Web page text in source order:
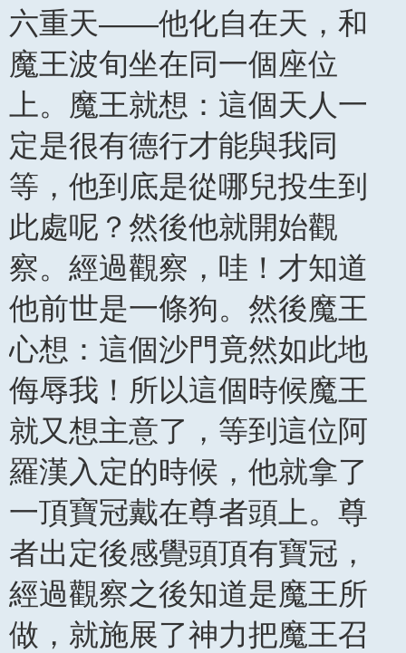
六重天——他化自在天，和
魔王波旬坐在同一個座位
上。魔王就想：這個天人一
定是很有德行才能與我同
等，他到底是從哪兒投生到
此處呢？然後他就開始觀
察。經過觀察，哇！才知道
他前世是一條狗。然後魔王
心想：這個沙門竟然如此地
侮辱我！所以這個時候魔王
就又想主意了，等到這位阿
羅漢入定的時候，他就拿了
一頂寶冠戴在尊者頭上。尊
者出定後感覺頭頂有寶冠，
經過觀察之後知道是魔王所
做，就施展了神力把魔王召